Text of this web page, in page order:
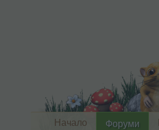
Начало Форуми